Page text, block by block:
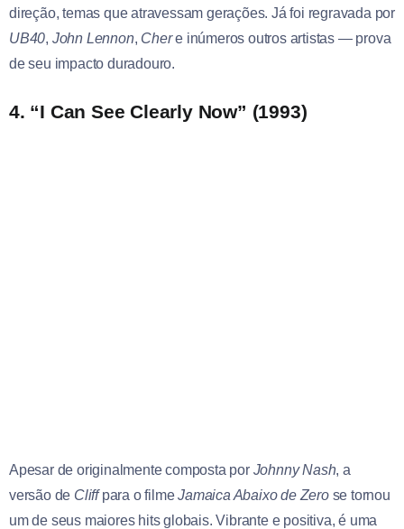
direção, temas que atravessam gerações. Já foi regravada por
UB40, John Lennon, Chere inúmeros outros artistas — prova
de seu impacto duradouro.
4. “I Can See Clearly Now” (1993)
Apesar de originalmente composta por Johnny Nash, a
versão de Cliffpara o filmeJamaica Abaixo de Zerose tornou
um de seus maiores hits globais. Vibrante e positiva, é uma